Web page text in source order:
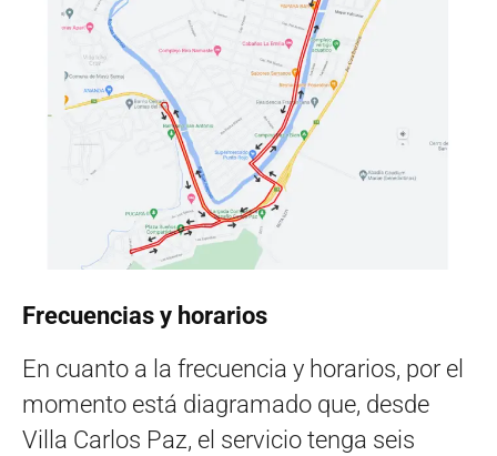
Frecuencias y horarios
En cuanto a la frecuencia y horarios, por el
momento está diagramado que, desde
Villa Carlos Paz, el servicio tenga seis